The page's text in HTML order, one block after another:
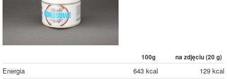
100g na zdjęciu (20 g)
Energia 643 kcal
129 kcal